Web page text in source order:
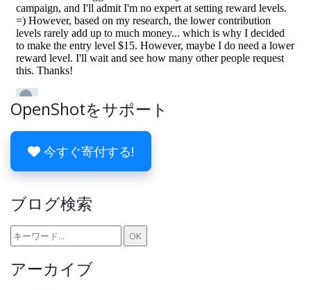
OpenShotをサポート
今すぐ寄付する!
ブログ検索
アーカイブ